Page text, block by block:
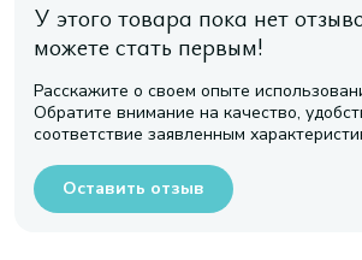
У этого товара пока нет
можете стать первым!
Расскажите о своем опыте
Обратите внимание на качество,
соответствие заявленным
Оставить отзыв